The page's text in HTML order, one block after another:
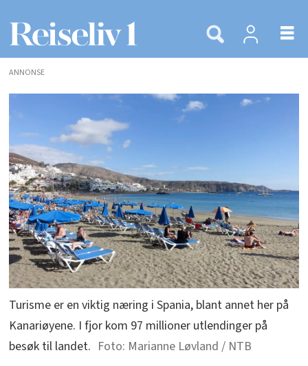
ANNONSE
Turisme er en viktig næring i Spania, blant annet her på
Kanariøyene. I fjor kom 97 millioner utlendinger på
besøk til landet.
Marianne Løvland / NTB